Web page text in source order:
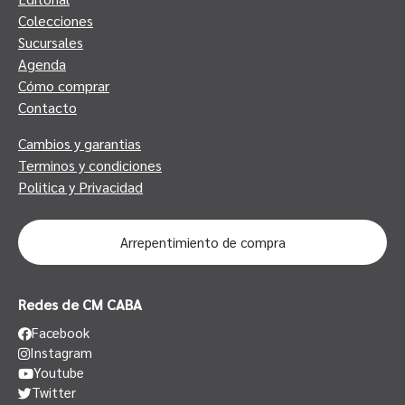
Colecciones
Sucursales
Agenda
Cómo comprar
Contacto
Cambios y garantias
Terminos y condiciones
Politica y Privacidad
Arrepentimiento de compra
Redes de CM CABA
Facebook
Instagram
Youtube
Twitter